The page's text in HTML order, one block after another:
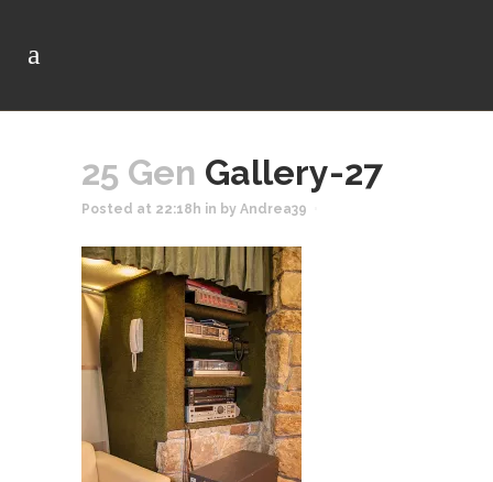
25 Gen Gallery-27
Posted at 22:18h in by Andrea39